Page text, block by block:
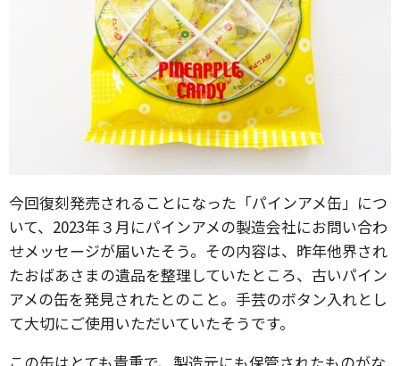
今回復刻発売されることになった「パインアメ缶」につ
いて、2023年３月にパインアメの製造会社にお問い合わ
せメッセージが届いたそう。その内容は、昨年他界され
たおばあさまの遺品を整理していたところ、古いパイン
アメの缶を発見されたとのこと。手芸のボタン入れとし
て大切にご使用いただいていたそうです。